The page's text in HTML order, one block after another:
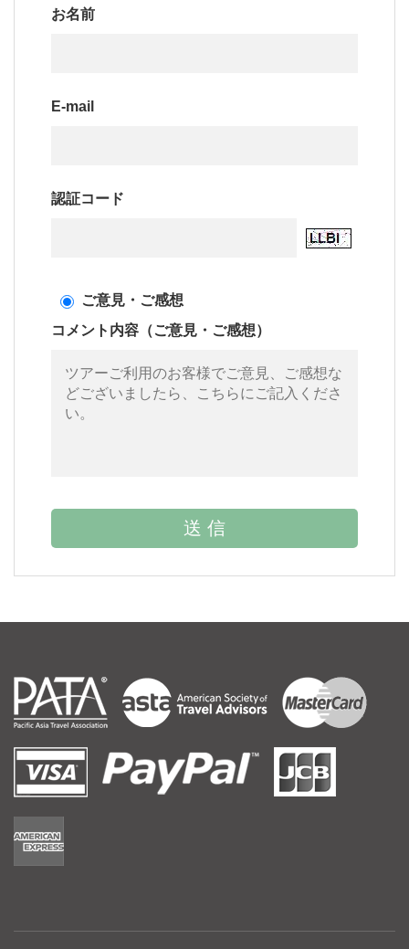
お名前
E-mail
認証コード
ご意見・ご感想
コメント内容（ご意見・ご感想）